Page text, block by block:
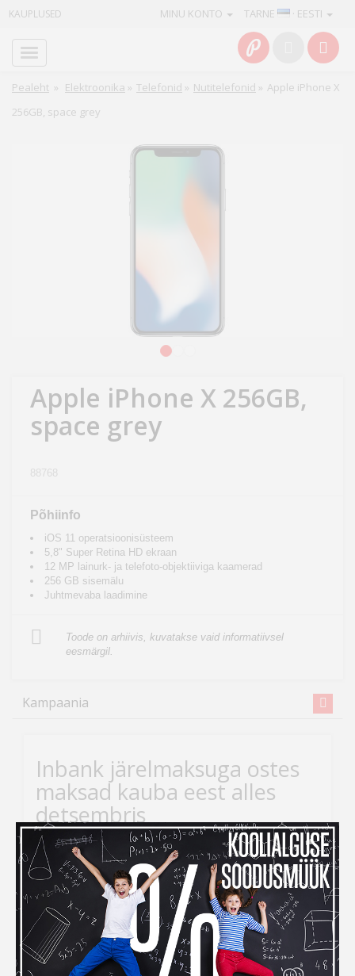
KAUPLUSED TARNE · EESTI
MINU KONTO
Pealeht » Elektroonika » Telefonid » Nutitelefonid » Apple iPhone X
256GB, space grey
Apple iPhone X 256GB,
space grey
88768
Põhiinfo
iOS 11 operatsioonisüsteem
5,8" Super Retina HD ekraan
12 MP lainurk- ja telefoto-objektiiviga kaamerad
256 GB sisemälu
Juhtmevaba laadimine
Toode on arhiivis, kuvatakse vaid informatiivsel
eesmärgil.
Kampaania
Inbank järelmaksuga ostes
maksad kauba eest alles
detsembris
Kui ihaldatud kaupade tellimiseks peaks raha nappima,
siis
Inbank järelmaksu abiga saad soovitud kauba
kohe kätte, aga maksma hakkad alles
detsembris!
Järelmaksu taotlemise protsess on lihtne –
veebikaubamaja ostukorvis tuleb makseviisiks valida
“Maksa järelmaksuga” ning seejärel täita kõik vajalikud
väljad.
Info
Teenused
aed
Sport
hobi